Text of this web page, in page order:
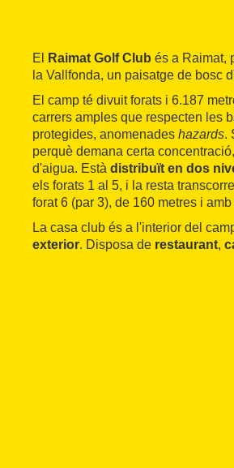
El Raimat Golf Club és a Raimat,
la Vallfonda, un paisatge de bosc
El camp té divuit forats i 6.187
carrers amples que respecten les
protegides, anomenades hazards.
perquè demana certa
d'aigua. Està distribuït en dos
els forats 1 al 5, i la resta
forat 6 (par 3), de 160 metres i
La casa club és a l'interior del
exterior. Disposa de restaurant,